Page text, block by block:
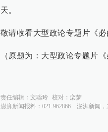
天。
敬请收看大型政论专题片《
（原题为：大型政论专题片
责任编辑： 文聪玲 校对： 栾梦
澎湃新闻报料：021-962866
澎湃新闻，